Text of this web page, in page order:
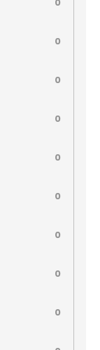
0
0
0
0
0
0
0
0
0